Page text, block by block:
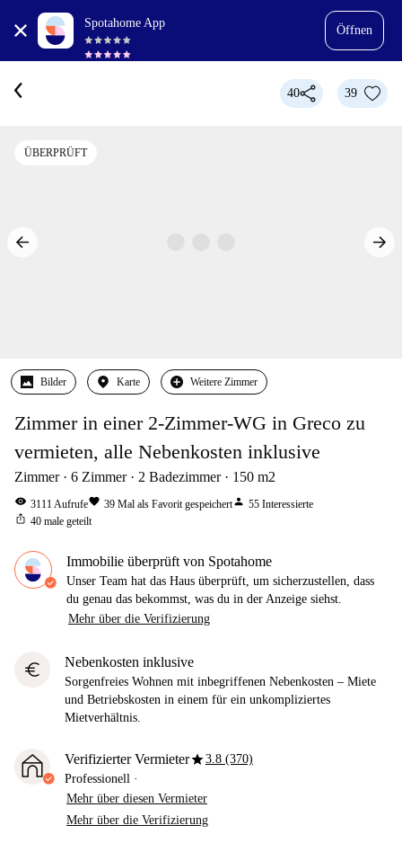
Spotahome App
Öffnen
40 39
ÜBERPRÜFT
Bilder Karte Weitere Zimmer
Zimmer in einer 2-Zimmer-WG in Greco zu
vermieten, alle Nebenkosten inklusive
Zimmer 6 Zimmer 2 Badezimmer 150 m2
visibility 3111Aufrufefavorite 39 Mal als Favorit gespeichertperson 55 Interessierte
ios_share 40 male geteilt
Immobilie überprüft von Spotahome
Unser Team hat das Haus überprüft, um sicherzustellen, dass
du genau das bekommst, was du in der Anzeige siehst.
Mehr über die Verifizierung
euro Nebenkosten inklusive
Sorgenfreies Wohnen mit inbegriffenen Nebenkosten – Miete
und Betriebskosten in einem für ein unkompliziertes
Mietverhältnis.
Verifizierter Vermieterstar3.8 (370)
Professionell ·
Mehr über diesen Vermieter
Mehr über die Verifizierung